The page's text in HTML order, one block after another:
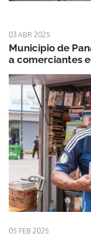
03 ABR 2025
Municipio de
a comerciantes
05 FEB 2025